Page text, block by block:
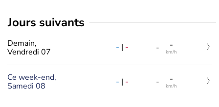
jours suivants
Demain,
Vendredi 07
- | - - -
km/h
Ce week-end,
Samedi 08
- | - - -
km/h